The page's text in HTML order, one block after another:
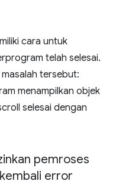
cara untuk
telah selesai.
tersebut:
menampilkan objek
selesai dengan
pemroses
error